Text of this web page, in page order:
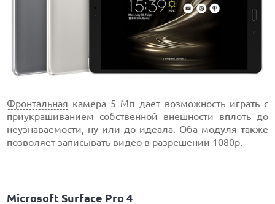
Фронтальная камера 5 Мп дает возможность играть с
приукрашиванием собственной внешности вплоть до
неузнаваемости, ну или до идеала. Оба модуля также
позволяет записывать видео в разрешении 1080p.
Microsoft Surface Pro 4